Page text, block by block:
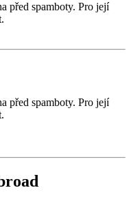
před spamboty. Pro její
před spamboty. Pro její